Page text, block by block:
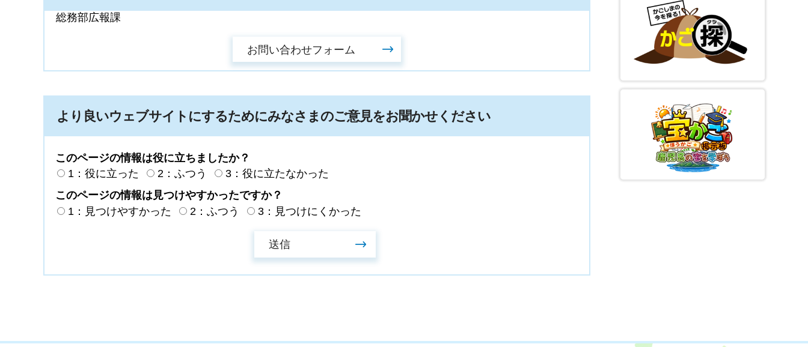
総務部広報課
より良いウェブサイトにするためにみなさまのご意見をお聞かせください
このページの情報は役に立ちましたか？
1：役に立った
2：ふつう
3：役に立たなかった
このページの情報は見つけやすかったですか？
1：見つけやすかった
2：ふつう 3：見つけにくかった